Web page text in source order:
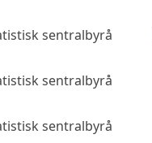
sentralbyrå
sentralbyrå
sentralbyrå